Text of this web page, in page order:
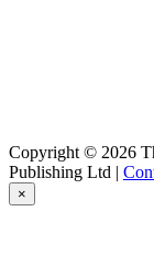
Copyright © 2026
Publishing Ltd |
×